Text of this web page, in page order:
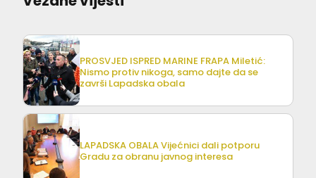
PROSVJED ISPRED MARINE FRAPA Miletić:
Nismo protiv nikoga, samo dajte da se
završi Lapadska obala
LAPADSKA OBALA Vijećnici dali potporu
Gradu za obranu javnog interesa